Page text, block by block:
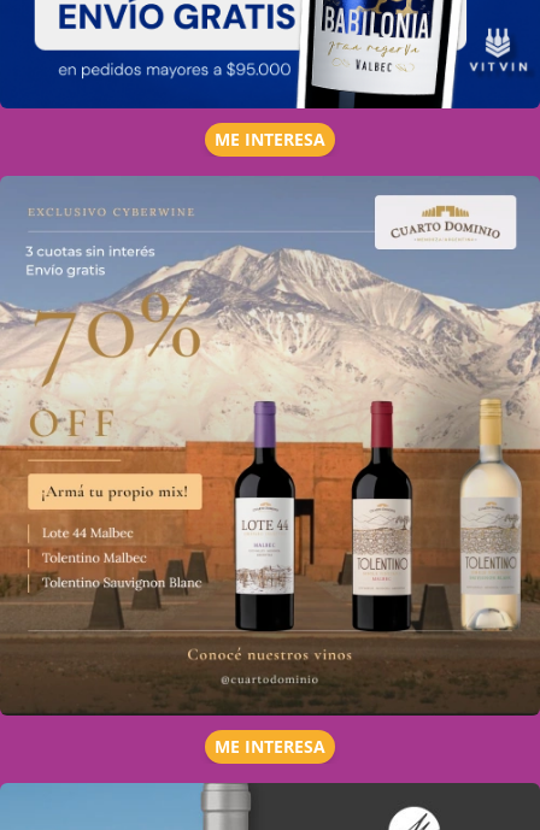
ME INTERESA
ME INTERESA